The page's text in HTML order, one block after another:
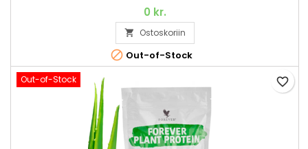
0 kr.
 Ostoskoriin
 Out-of-Stock
Out-of-Stock favorite_border